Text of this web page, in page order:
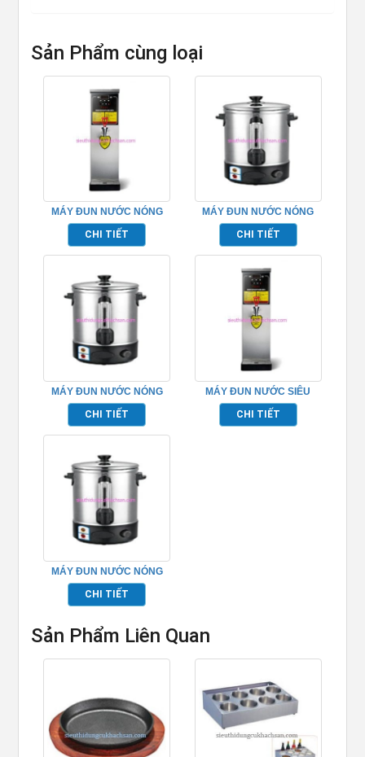
Sản Phẩm cùng loại
MÁY ĐUN NƯỚC NÓNG
SIÊU TỐC – TPWB35
CHI TIẾT
MÁY ĐUN NƯỚC NÓNG
SIÊU TỐC – TPWB15B
CHI TIẾT
MÁY ĐUN NƯỚC NÓNG
SIÊU TỐC – TPWB20B
CHI TIẾT
MÁY ĐUN NƯỚC SIÊU
TỐC – TPWB65
CHI TIẾT
MÁY ĐUN NƯỚC NÓNG
SIÊU TỐC – TPWB30B
CHI TIẾT
Sản Phẩm Liên Quan